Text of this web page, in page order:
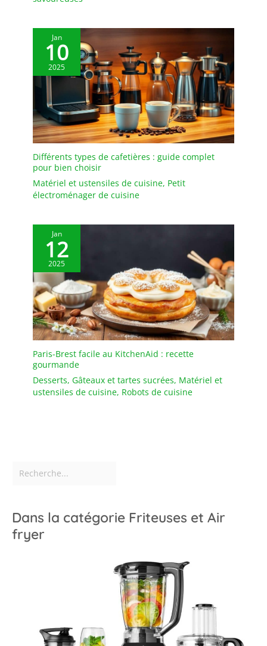
Jan
10
2025
Différents types de cafetières : guide complet
pour bien choisir
Matériel et ustensiles de cuisine, Petit
électroménager de cuisine
Jan
12
2025
Paris-Brest facile au KitchenAid : recette
gourmande
Desserts, Gâteaux et tartes sucrées, Matériel et
ustensiles de cuisine, Robots de cuisine
Dans la catégorie Friteuses et Air
fryer